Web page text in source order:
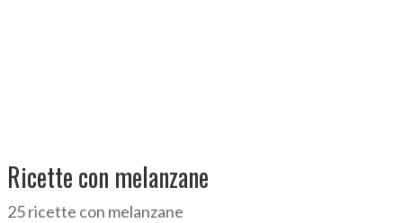
Ricette con melanzane
25 ricette con melanzane